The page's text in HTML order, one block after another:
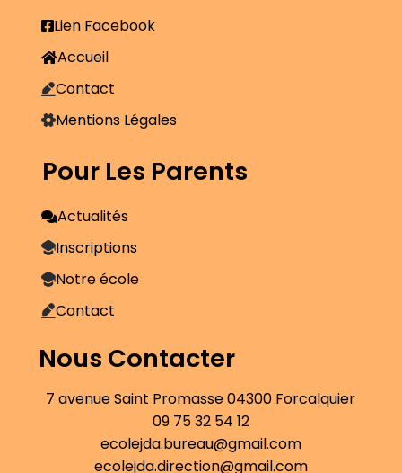
Lien Facebook
Accueil
Contact
Mentions Légales
Pour Les Parents
Actualités
Inscriptions
Notre école
Contact
Nous Contacter
7 avenue Saint Promasse 04300 Forcalquier
09 75 32 54 12
ecolejda.bureau@gmail.com
ecolejda.direction@gmail.com